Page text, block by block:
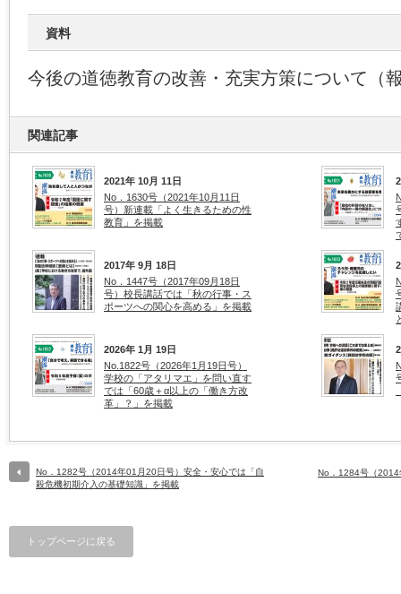
資料
今後の道徳教育の改善・充実方策について（
関連記事
2021年 10月 11日
No．1630号（2021年10月11日
号）新連載「よく生きるための性
教育」を掲載
2017年 9月 18日
No．1447号（2017年09月18日
号）校長講話では「秋の行事・ス
ポーツへの関心を高める」を掲載
2026年 1月 19日
No.1822号（2026年1月19日号）
学校の「アタリマエ」を問い直す
では「60歳＋α以上の「働き方改
革」？」を掲載
No．1282号（2014年01月20日号）安全・安心では「自
殺危機初期介入の基礎知識」を掲載
No．1284号（2014
トップページに戻る